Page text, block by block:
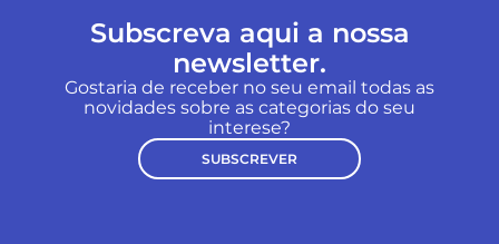
Subscreva aqui a nossa
newsletter.
Gostaria de receber no seu email todas as
novidades sobre as categorias do seu
interese?
SUBSCREVER